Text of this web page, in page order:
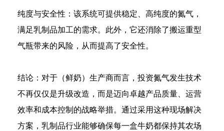
纯度与安全性：该系统可提供稳定、高纯度的氮气，
满足乳制品加工的需求。此外，它还消除了搬运重型
气瓶带来的风险，从而提高了安全性。
结论：对于（鲜奶）生产商而言，投资氮气发生技术
不再仅仅是升级改造，而是迈向卓越产品质量、运营
效率和成本控制的战略举措。通过采用这种现场解决
方案，乳制品行业能够确保每一盒牛奶都保持其农场